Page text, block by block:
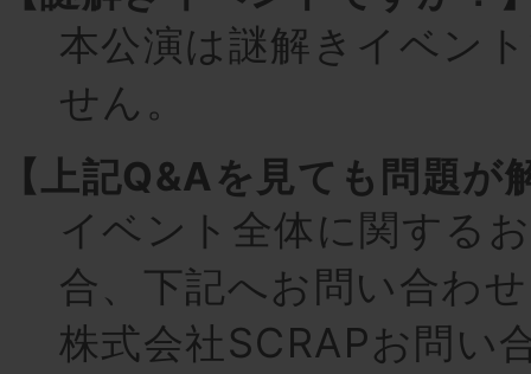
本公演は謎解きイベン
せん。
【上記Q&Aを見ても問題が
イベント全体に関する
合、下記へお問い合わ
株式会社SCRAPお問い